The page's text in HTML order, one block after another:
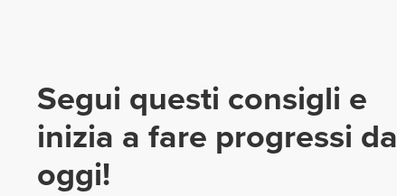
Segui questi consigli e
inizia a fare progressi da
oggi!